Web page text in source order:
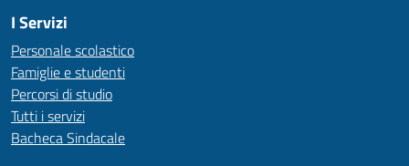
I Servizi
Personale scolastico
Famiglie e studenti
Percorsi di studio
Tutti i servizi
Bacheca Sindacale